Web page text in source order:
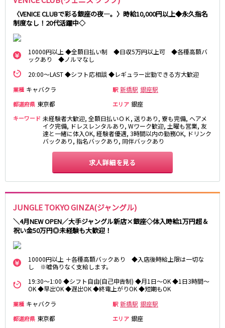
〈VENICE CLUBで彩る銀座の夜―。〉時給10,000円以上◆永久指名
制度なし！20代活躍中◇
10000円以上 ◆全額日払い制 ◆日収5万円以上可 ◆各種高額バ
ックあり ◆ノルマなし
20:00～LAST ◆シフト応相談 ◆レギュラー出勤できる方大歓迎
業種 キャバクラ 駅 新橋駅 銀座駅
都道府県 東京都 エリア 銀座
キーワード 未経験者大歓迎, 全額日払いＯＫ, 送りあり, 寮も完備, ヘアメ
イク完備, ドレスレンタルあり, Wワーク歓迎, 土曜も営業, 友
達と一緒に体入OK, 経験者優遇, 3時間以内の勤務OK, ドリンク
バックあり, 指名バックあり, 同伴バックあり
求人詳細を見る
JUNGLE TOKYO GINZA(ジャングル)
＼4月NEW OPEN／大手ジャングル新店×銀座◇体入時給1万円超＆
祝い金50万円◎未経験も大歓迎！
10000円以上 ＋各種高額バックあり ◆入店後時給上限は一切な
し ※嘘偽りなく支給します。
19:30～1:00 ◆シフト自由(自己申告制) ◆月1日～OK ◆1日3時間～
OK ◆早出OK ◆遅出OK ◆終電上がりOK ◆短期もOK
業種 キャバクラ 駅 新橋駅 銀座駅
都道府県 東京都 エリア 銀座
新井薬師前駅
関内駅
桜木町駅
大船駅
西武池袋線
池袋駅
練馬駅
所沢駅
ひばりヶ丘駅
東久留米駅
秋津駅
大泉学園駅
保谷駅
石神井公園駅
西所沢駅
吾野駅
JR横浜線
町田駅
八王子駅
新横浜駅
淵野辺駅
矢部駅
成瀬駅
古淵駅
菊名駅
東急田園都市線